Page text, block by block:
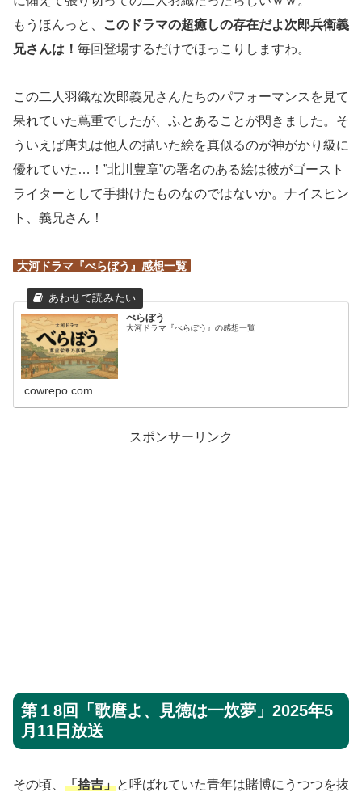
もうほんっと、
このドラマの超癒しの存在だよ次郎兵衛義
兄さんは！ 毎回登場するだけでほっこりしますわ。
この二人羽織な次郎義兄さんたちのパフォーマンスを見て
呆れていた蔦重でしたが、ふとあることが閃きました。そ
ういえば唐丸は他人の描いた絵を真似るのが神がかり級に
優れていた…！”北川豊章”の署名のある絵は彼がゴースト
ライターとして手掛けたものなのではないか。ナイスヒン
ト、義兄さん！
大河ドラマ『べらぼう』感想一覧
べらぼう
大河ドラマ『べらぼう』の感想一覧
cowrepo.com
スポンサーリンク
第１8回「歌麿よ、見徳は一炊夢」2025年5
月11日放送
その頃、 「捨吉」と呼ばれていた青年は賭博にうつつを抜